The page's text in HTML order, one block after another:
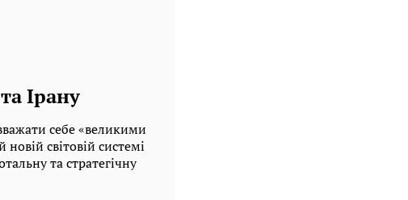
Ірану
себе «великими
світовій системі
та стратегічну